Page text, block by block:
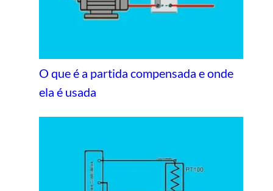
O que é a partida compensada e onde
ela é usada